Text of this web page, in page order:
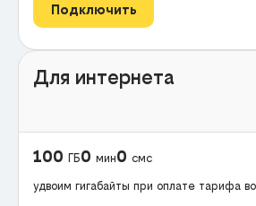
Подключить
Для интернета
100 ГБ0 мин0 смс
удвоим гигабайты при оплате тарифа